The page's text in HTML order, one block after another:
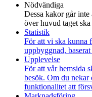
Nödvändiga
Dessa kakor går
över huvud taget
Statistik
För att vi ska kunna
uppbyggnad,
Upplevelse
För att vår hemsida
besök. Om du nekar
funktionalitet att